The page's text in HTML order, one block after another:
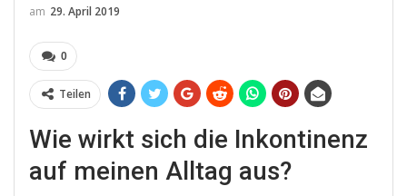
am 29. April 2019
0
Teilen
Wie wirkt sich die Inkontinenz
auf meinen Alltag aus?